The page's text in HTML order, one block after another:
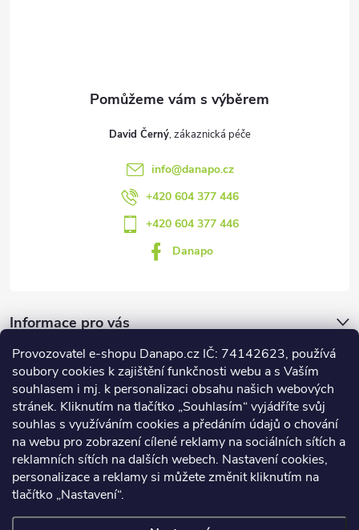
Provozovatel e-shopu Danapo.cz IČ: 74142623, používá
soubory cookies k zajištění funkčnosti webu a s Vaším
souhlasem i mj. k personalizaci obsahu našich webových
stránek. Kliknutím na tlačítko „Souhlasím“ vyjádříte svůj
souhlas s využíváním cookies a předáním údajů o chování
na webu pro zobrazení cílené reklamy na sociálních sítích a
reklamních sítích na dalších webech. Nastavení cookies,
personalizace a reklamy si můžete změnit kliknutím na
tlačítko „Nastavení“.
David Černý
info@danapo.cz
+420 604 377 446
+420 604 377 446
Danapo
Informace pro vás
Dotazník
Co upřednosťnujete?
Počet hlasů:437
Facebook